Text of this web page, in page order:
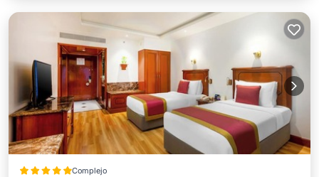
Complejo